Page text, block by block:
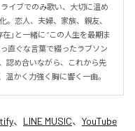
イブでのみ歌い、大切に温め
。恋人、夫婦、家族、親友、
」と一緒に “この人生を最期ま
直ぐな言葉で綴ったラブソン
認め合いながら、これから先
かく力強く胸に響く一曲。
、 LINE MUSIC、 YouTube